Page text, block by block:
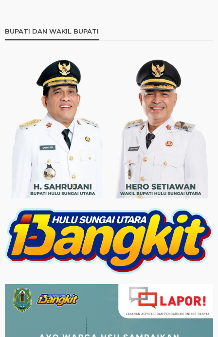
BUPATI DAN WAKIL BUPATI